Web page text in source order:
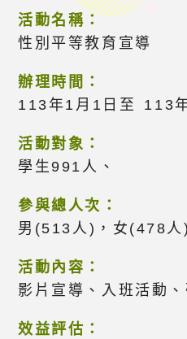
活動名稱：
性別平等教育宣導
辦理時間：
113年1月1日至 113
活動對象：
學生991人、
參與總人次：
男(513人)，女(478人
活動內容：
影片宣導、入班活動
效益評估：